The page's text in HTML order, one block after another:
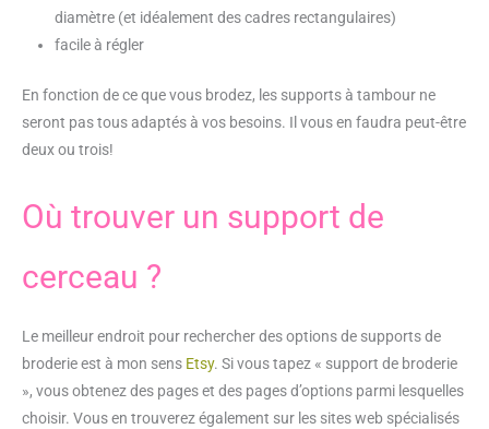
diamètre (et idéalement des cadres rectangulaires)
facile à régler
En fonction de ce que vous brodez, les supports à tambour ne
seront pas tous adaptés à vos besoins. Il vous en faudra peut-être
deux ou trois!
Où trouver un support de
cerceau ?
Le meilleur endroit pour rechercher des options de supports de
broderie est à mon sens Etsy. Si vous tapez « support de broderie
», vous obtenez des pages et des pages d’options parmi lesquelles
choisir. Vous en trouverez également sur les sites web spécialisés